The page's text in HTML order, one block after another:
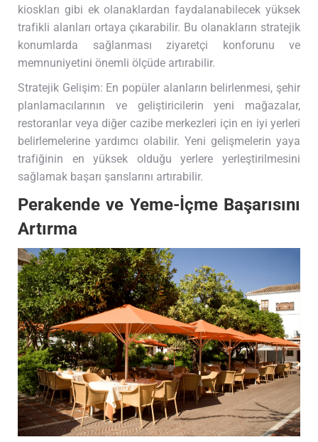
kioskları gibi ek olanaklardan faydalanabilecek yüksek
trafikli alanları ortaya çıkarabilir. Bu olanakların stratejik
konumlarda sağlanması ziyaretçi konforunu ve
memnuniyetini önemli ölçüde artırabilir.
Stratejik Gelişim: En popüler alanların belirlenmesi, şehir
planlamacılarının ve geliştiricilerin yeni mağazalar,
restoranlar veya diğer cazibe merkezleri için en iyi yerleri
belirlemelerine yardımcı olabilir. Yeni gelişmelerin yaya
trafiğinin en yüksek olduğu yerlere yerleştirilmesini
sağlamak başarı şanslarını artırabilir.
Perakende ve Yeme-İçme Başarısını
Artırma